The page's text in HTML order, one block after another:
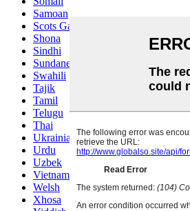
Samoan
Scots Gaelic
Shona
Sindhi
Sundanese
Swahili
Tajik
Tamil
Telugu
Thai
Ukrainian
Urdu
Uzbek
Vietnamese
Welsh
Xhosa